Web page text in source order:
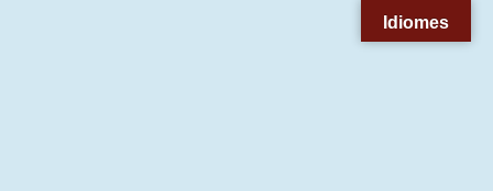
Idiomes